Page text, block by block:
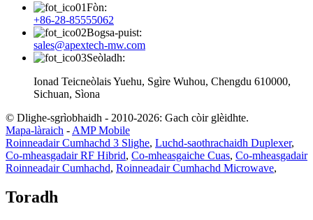
Fòn:
+86-28-85555062
Bogsa-puist:
sales@apextech-mw.com
Seòladh:
Ionad Teicneòlais Yuehu, Sgìre Wuhou, Chengdu 610000,
Sichuan, Sìona
© Dlighe-sgrìobhaidh - 2010-2026: Gach còir glèidhte.
Mapa-làraich - AMP Mobile
Roinneadair Cumhachd 3 Slighe, Luchd-saothrachaidh Duplexer,
Co-mheasgadair RF Hibrid, Co-mheasgaiche Cuas, Co-mheasgadair
Roinneadair Cumhachd, Roinneadair Cumhachd Microwave,
Toradh